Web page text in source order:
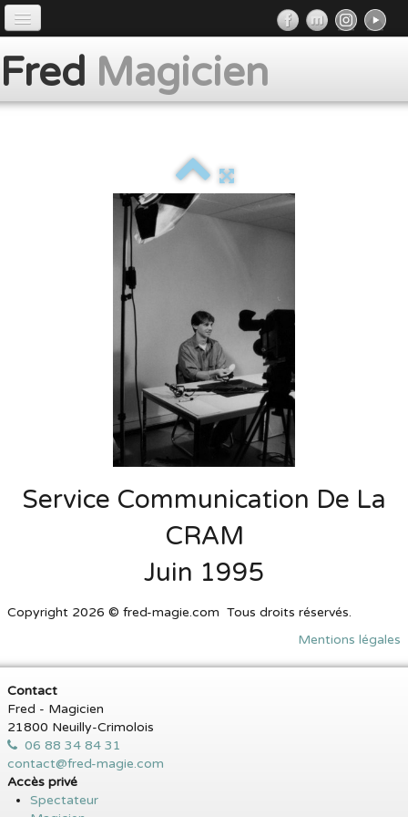
Préface
Fred Magicien
Service Communication De La
CRAM
Juin 1995
Copyright 2026 © fred-magie.com Tous droits réservés.
Mentions légales
Contact
Fred - Magicien
21800 Neuilly-Crimolois
06 88 34 84 31
contact@fred-magie.com
Accès privé
Spectateur